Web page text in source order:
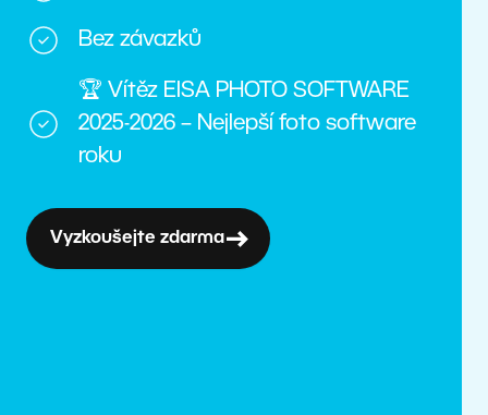
Bez závazků
🏆 Vítěz EISA PHOTO SOFTWARE
2025-2026 – Nejlepší foto software
roku
Vyzkoušejte zdarma